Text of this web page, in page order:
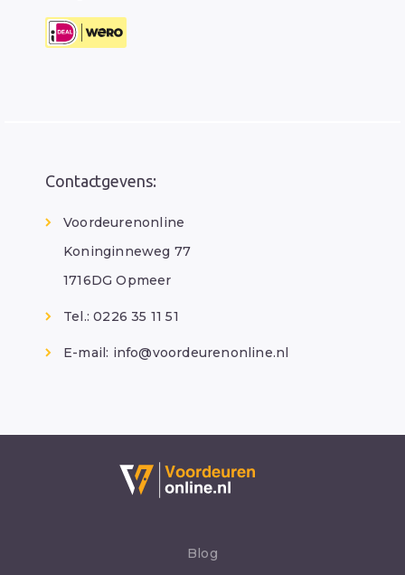
Contactgevens:
Voordeurenonline
Koninginneweg 77
1716DG Opmeer
Tel.: 0226 35 11 51
E-mail: info@voordeurenonline.nl
Blog